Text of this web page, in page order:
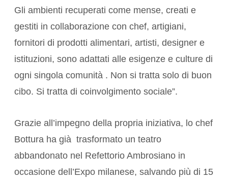
Gli ambienti recuperati come mense, creati e
gestiti in collaborazione con chef, artigiani,
fornitori di prodotti alimentari, artisti, designer e
istituzioni, sono adattati alle esigenze e culture di
ogni singola comunità . Non si tratta solo di buon
cibo. Si tratta di coinvolgimento sociale”.
Grazie all’impegno della propria iniziativa, lo chef
Bottura ha già trasformato un teatro
abbandonato nel Refettorio Ambrosiano in
occasione dell’Expo milanese, salvando più di 15